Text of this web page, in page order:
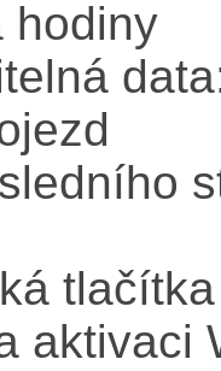
hodiny
aktivaci